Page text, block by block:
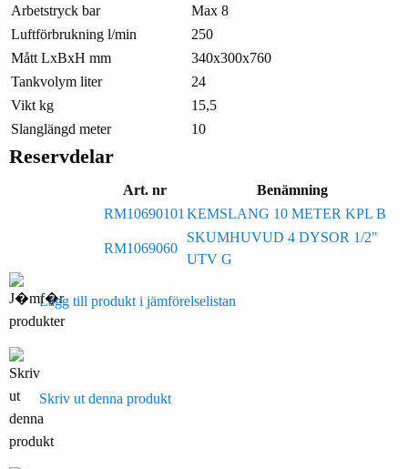
Arbetstryck bar
Max 8
Luftförbrukning l/min
250
Mått LxBxH mm
340x300x760
Tankvolym liter
24
Vikt kg
15,5
Slanglängd meter
10
Reservdelar
Art. nr
Benämning
RM10690101 KEMSLANG 10 METER KPL B
RM1069060
SKUMHUVUD 4 DYSOR 1/2"
UTV G
Lägg till produkt i jämförelselistan
Skriv ut denna produkt